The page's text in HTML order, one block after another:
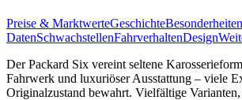
Preise & MarktwerteGeschichteBesonderheiten
DatenSchwachstellenFahrverhaltenDesign
Der Packard Six vereint seltene
Fahrwerk und luxuriöser Ausstattung – viele
Originalzustand bewahrt. Vielfältige